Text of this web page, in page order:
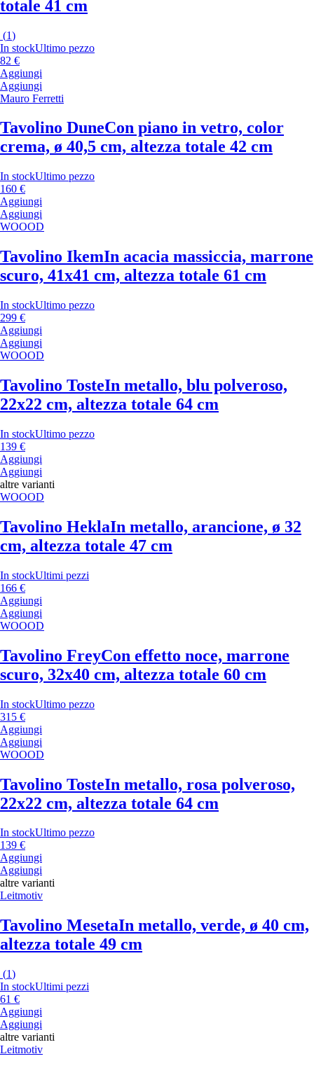
totale 41 cm
(1)
In stockUltimo pezzo
82 €
Aggiungi
Aggiungi
Mauro Ferretti
Tavolino DuneCon piano in vetro, color
crema, ø 40,5 cm, altezza totale 42 cm
In stockUltimo pezzo
160 €
Aggiungi
Aggiungi
WOOOD
Tavolino IkemIn acacia massiccia, marrone
scuro, 41x41 cm, altezza totale 61 cm
In stockUltimo pezzo
299 €
Aggiungi
Aggiungi
WOOOD
Tavolino TosteIn metallo, blu polveroso,
22x22 cm, altezza totale 64 cm
In stockUltimo pezzo
139 €
Aggiungi
Aggiungi
altre varianti
WOOOD
Tavolino HeklaIn metallo, arancione, ø 32
cm, altezza totale 47 cm
In stockUltimi pezzi
166 €
Aggiungi
Aggiungi
WOOOD
Tavolino FreyCon effetto noce, marrone
scuro, 32x40 cm, altezza totale 60 cm
In stockUltimo pezzo
315 €
Aggiungi
Aggiungi
WOOOD
Tavolino TosteIn metallo, rosa polveroso,
22x22 cm, altezza totale 64 cm
In stockUltimo pezzo
139 €
Aggiungi
Aggiungi
altre varianti
Leitmotiv
Tavolino MesetaIn metallo, verde, ø 40 cm,
altezza totale 49 cm
(1)
In stockUltimi pezzi
61 €
Aggiungi
Aggiungi
altre varianti
Leitmotiv